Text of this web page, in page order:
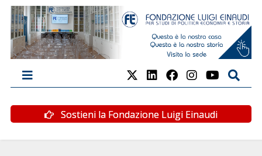
Sostieni la Fondazione Luigi Einaudi